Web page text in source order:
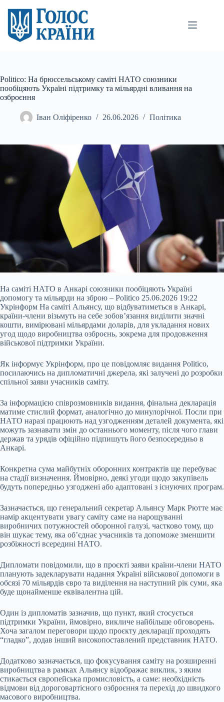
вмісту
Politico: На брюссельському саміті НАТО союзники
пообіцяють Україні підтримку та мільярдні вливання на
озброєння
Іван Оліфіренко 26.06.2026 Політика
На саміті НАТО в Анкарі союзники пообіцяють Україні
допомогу та мільярди на зброю – Politico 25.06.2026 19:22
Укрінформ На саміті Альянсу, що відбуватиметься в Анкарі,
країни-члени візьмуть на себе зобов’язання виділити значні
кошти, вимірювані мільярдами доларів, для укладання нових
угод щодо виробництва озброєнь, зокрема для продовження
військової підтримки України.
Як інформує Укрінформ, про це повідомляє видання Politico,
посилаючись на дипломатичні джерела, які залучені до розробки
спільної заяви учасників саміту.
За інформацією співрозмовників видання, фінальна декларація
матиме стислий формат, аналогічно до минулорічної. Посли при
НАТО наразі працюють над узгодженням деталей документа, які
можуть зазнавати змін до останнього моменту, після чого глави
держав та урядів офіційно підпишуть його безпосередньо в
Анкарі.
Конкретна сума майбутніх оборонних контрактів ще перебуває
на стадії визначення. Ймовірно, деякі угоди щодо закупівель
будуть попередньо узгоджені або адаптовані з існуючих програм.
Зазначається, що генеральний секретар Альянсу Марк Рютте має
намір акцентувати увагу саміту саме на нарощуванні
виробничих потужностей оборонної галузі, частково тому, що
він шукає тему, яка об’єднає учасників та допоможе зменшити
розбіжності всередині НАТО.
Дипломати повідомили, що в проєкті заяви країни-члени НАТО
планують задекларувати надання Україні військової допомоги в
обсязі 70 мільярдів євро та виділення на наступний рік суми, яка
буде щонайменше еквівалентна цій.
Один із дипломатів зазначив, що пункт, який стосується
підтримки України, ймовірно, викличе найбільше обговорень.
Хоча загалом переговори щодо проєкту декларації проходять
“гладко”, додав інший високопоставлений представник НАТО.
Додатково зазначається, що фокусування саміту на розширенні
виробництва в рамках Альянсу відображає виклик, з яким
стикається європейська промисловість, а саме: необхідність
відмови від дороговартісного озброєння та перехід до швидкого
масового виробництва.